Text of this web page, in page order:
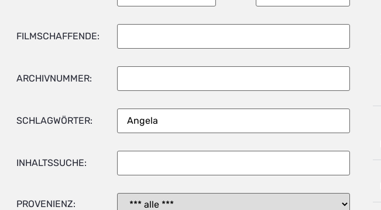
FILMSCHAFFENDE:
ARCHIVNUMMER:
SCHLAGWÖRTER:
INHALTSSUCHE:
PROVENIENZ: